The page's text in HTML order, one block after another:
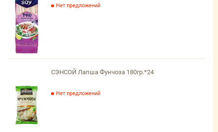
Нет предложений
СЭНСОЙ Лапша Фунчоза 180гр.*24
Нет предложений